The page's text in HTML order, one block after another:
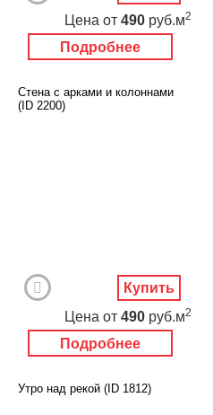
Подробнее
Цена от 490 руб.м2
Стена с арками и колоннами
(ID 2200)
Подробнее
Цена от 490 руб.м2
Купить
Утро над рекой (ID 1812)